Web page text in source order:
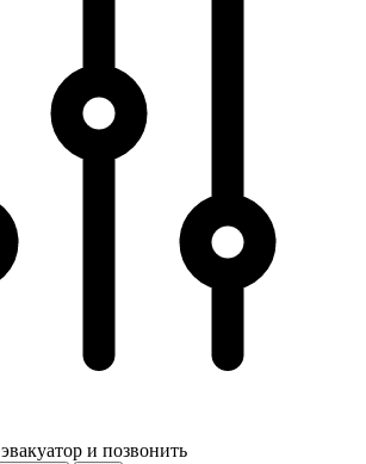
эвакуатор и позвонить